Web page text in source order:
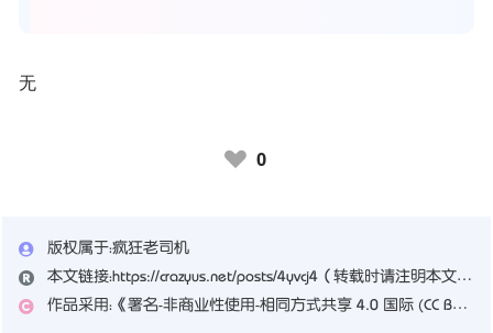
无
♥ 0
版权属于：疯狂老司机
本文链接：https://crazyus.net/posts/4yvcj4 （转载时请注明本文出处及文章链接）
作品采用： 《署名-非商业性使用-相同方式共享 4.0 国际 (CC BY-NC-SA 4.0)